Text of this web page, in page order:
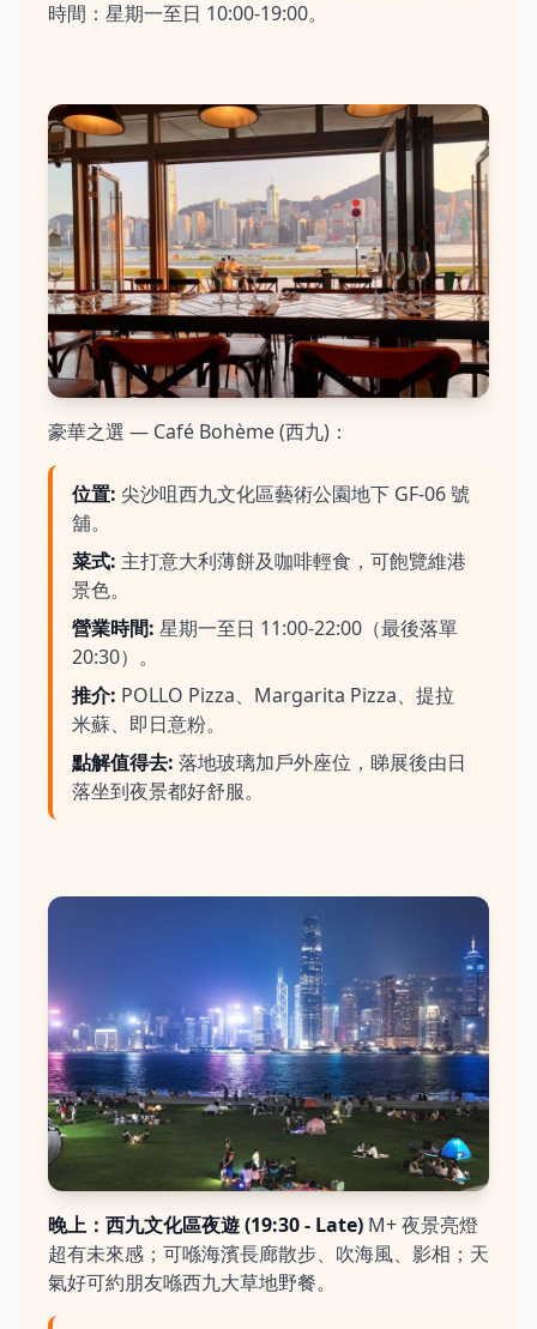
時間：星期一至日 10:00-19:00。
豪華之選 — Café Bohème (西九)：
位置: 尖沙咀西九文化區藝術公園地下 GF-06 號
舖。
菜式: 主打意大利薄餅及咖啡輕食，可飽覽維港
景色。
營業時間: 星期一至日 11:00-22:00（最後落單
20:30）。
推介: POLLO Pizza、Margarita Pizza、提拉
米蘇、即日意粉。
點解值得去: 落地玻璃加戶外座位，睇展後由日
落坐到夜景都好舒服。
晚上：西九文化區夜遊 (19:30 - Late) M+ 夜景亮燈
超有未來感；可喺海濱長廊散步、吹海風、影相；天
氣好可約朋友喺西九大草地野餐。